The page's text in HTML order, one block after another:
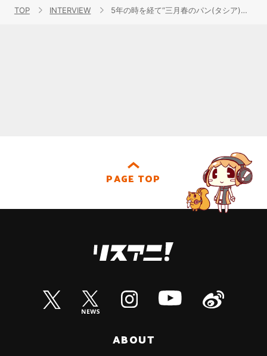
TOP INTERVIEW 5年の時を経て“三月春のパン(タシア)祭り”が帰ってくる！本イベントにかける想いを三月のパンタシア・みあ、ナナヲアカリ、Souに聞いた
PAGE TOP
ABOUT